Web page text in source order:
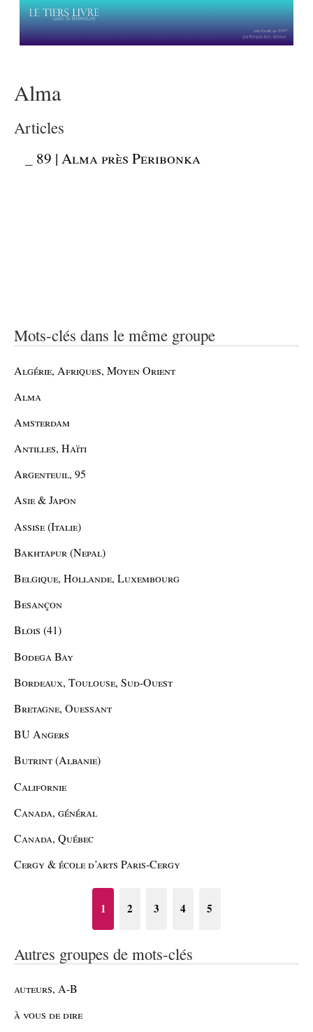
Alma
Articles
89 | Alma près Peribonka
Mots-clés dans le même groupe
Algérie, Afriques, Moyen Orient
Alma
Amsterdam
Antilles, Haïti
Argenteuil, 95
Asie & Japon
Assise (Italie)
Bakhtapur (Nepal)
Belgique, Hollande, Luxembourg
Besançon
Blois (41)
Bodega Bay
Bordeaux, Toulouse, Sud-Ouest
Bretagne, Ouessant
BU Angers
Butrint (Albanie)
Californie
Canada, général
Canada, Québec
Cergy & école d’arts Paris-Cergy
1 2 3 4 5
Autres groupes de mots-clés
auteurs, A-B
à vous de dire